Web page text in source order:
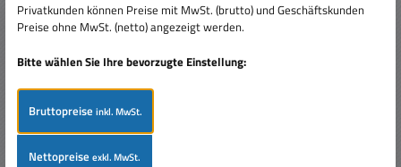
M3 Kabelschuh Gabelschuh für Kabel bis 1,5qmm U-Schuh
Aussenbreite: 5,5mm Ringdurchmesser (Innen): 3,2mm
Kabelschuh-Quets…
Mehr
Bewertungen
Privatkunden können Preise mit MwSt. (brutto) und Geschäftskunden
Preise ohne MwSt. (netto) angezeigt werden.
Bitte wählen Sie Ihre bevorzugte Einstellung:
Bruttopreiseinkl. MwSt.
Nettopreiseexkl. MwSt.